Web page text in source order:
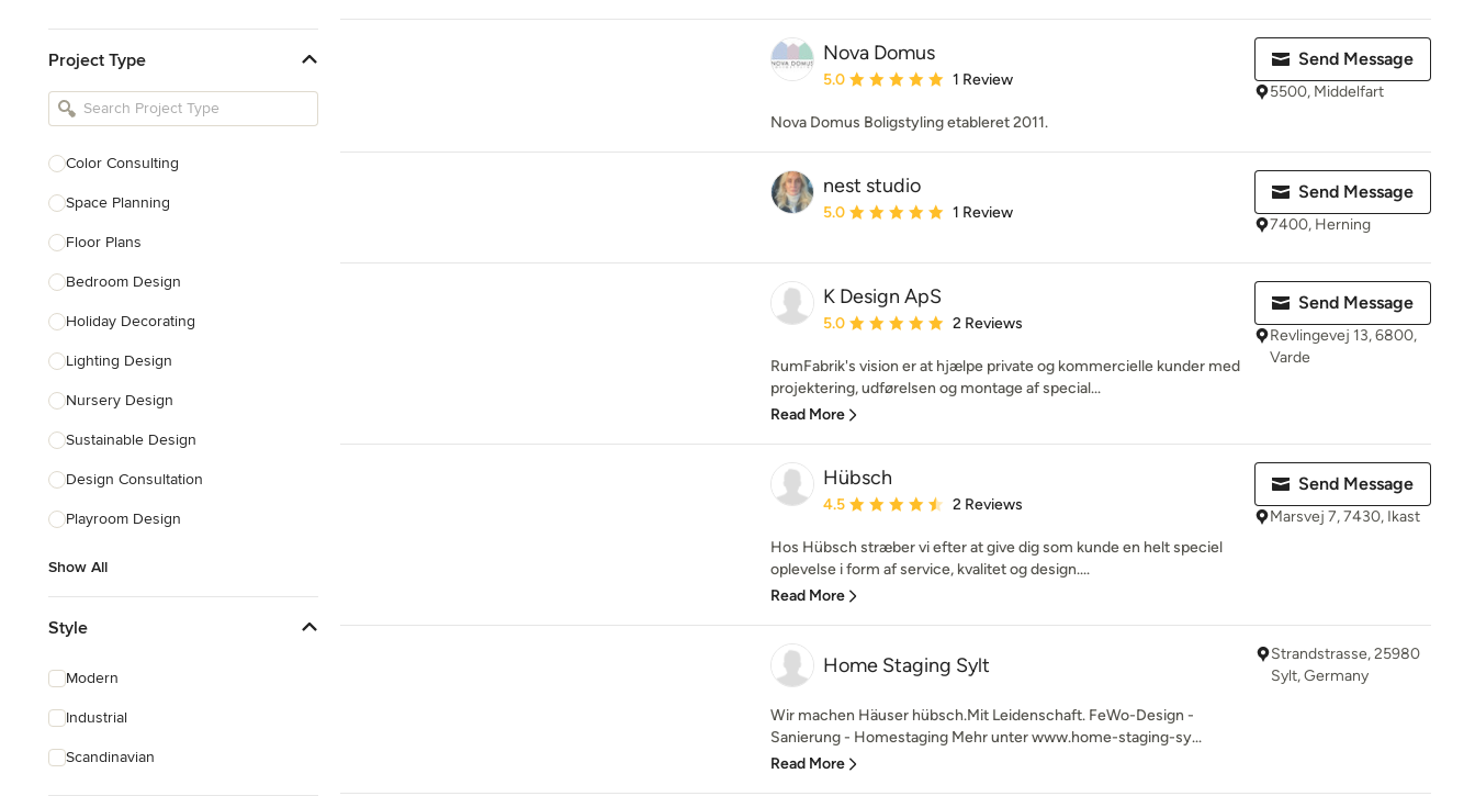
Kitchen Remodelers
Bathroom Remodelers
Designers
Landscape Contractors
Show All
Project Type
Color Consulting
Space Planning
Floor Plans
Bedroom Design
Holiday Decorating
Lighting Design
Nursery Design
Sustainable Design
Design Consultation
Playroom Design
Show All
Style
Modern
Industrial
Scandinavian
Nova Domus
Average rating: 5 out of 5 stars
5.0 1 Review
Nova Domus Boligstyling etableret 2011.
Send Message
5500, Middelfart
nest studio
Average rating: 5 out of 5 stars
5.0 1 Review
Send Message
7400, Herning
K Design ApS
Average rating: 5 out of 5 stars
5.0 2 Reviews
RumFabrik's vision er at hjælpe private og kommercielle kunder med
projektering, udførelsen og montage af special...
Read More
Send Message
Revlingevej 13, 6800,
Varde
Hübsch
Average rating: 4.5 out of 5 stars
4.5 2 Reviews
Hos Hübsch stræber vi efter at give dig som kunde en helt speciel
oplevelse i form af service, kvalitet og design....
Read More
Send Message
Marsvej 7, 7430, Ikast
Home Staging Sylt
Wir machen Häuser hübsch.Mit Leidenschaft. FeWo-Design -
Sanierung - Homestaging Mehr unter www.home-staging-sy...
Read More
Strandstrasse, 25980
Sylt, Germany